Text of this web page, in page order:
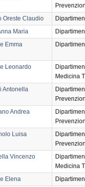
Oreste Claudio
Maria
Emma
Leonardo
Medicina
Antonella
Andrea
Luisa
Vincenzo
Medicina
Elena